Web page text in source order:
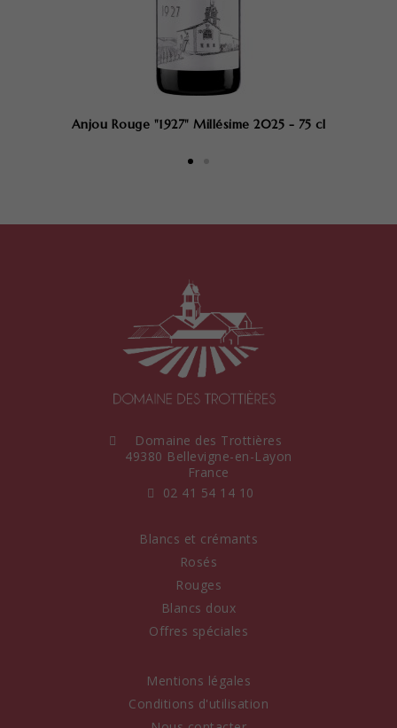
Anjou Rouge "1927" Millésime 2025 - 75 cl
Domaine des Trottières
49380 Bellevigne-en-Layon
France
02 41 54 14 10
Blancs et crémants
Rosés
Rouges
Blancs doux
Offres spéciales
Mentions légales
Conditions d'utilisation